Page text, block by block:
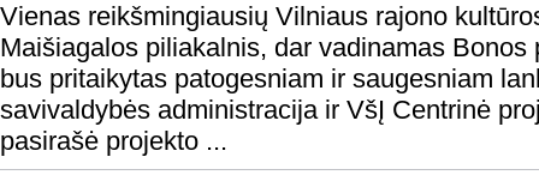
Vienas reikšmingiausių Vilniaus rajono
Maišiagalos piliakalnis, dar vadinamas
bus pritaikytas patogesniam ir saugesniam
savivaldybės administracija ir VšĮ Centrinė
pasirašė projekto ...